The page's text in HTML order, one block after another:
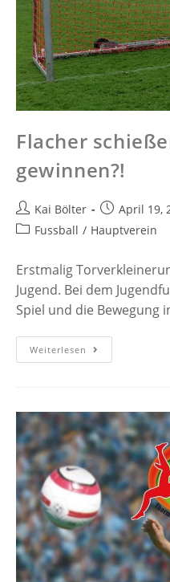
Flacher
gewinnen?!
Kai Bölter
April 19,
Fussball / Hauptverein
Erstmalig
Jugend. Bei dem
Spiel und die Bewegung
Weiterlesen